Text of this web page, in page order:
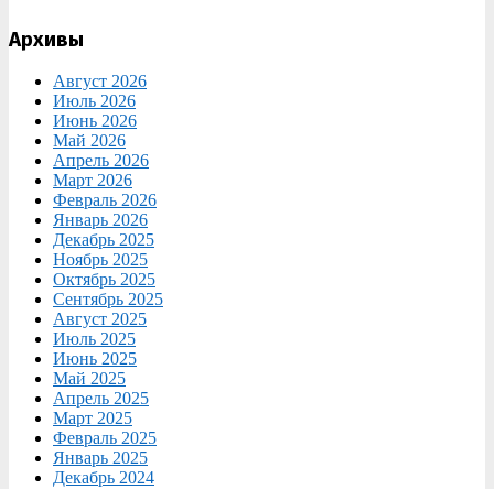
Архивы
Август 2026
Июль 2026
Июнь 2026
Май 2026
Апрель 2026
Март 2026
Февраль 2026
Январь 2026
Декабрь 2025
Ноябрь 2025
Октябрь 2025
Сентябрь 2025
Август 2025
Июль 2025
Июнь 2025
Май 2025
Апрель 2025
Март 2025
Февраль 2025
Январь 2025
Декабрь 2024